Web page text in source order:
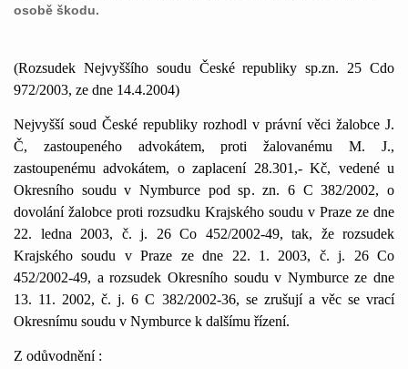
osobě škodu.
(Rozsudek Nejvyššího soudu České republiky sp.zn. 25 Cdo
972/2003, ze dne 14.4.2004)
Nejvyšší soud České republiky rozhodl v právní věci žalobce J.
Č, zastoupeného advokátem, proti žalovanému M. J.,
zastoupenému advokátem, o zaplacení 28.301,- Kč, vedené u
Okresního soudu v Nymburce pod sp. zn. 6 C 382/2002, o
dovolání žalobce proti rozsudku Krajského soudu v Praze ze dne
22. ledna 2003, č. j. 26 Co 452/2002-49, tak, že rozsudek
Krajského soudu v Praze ze dne 22. 1. 2003, č. j. 26 Co
452/2002-49, a rozsudek Okresního soudu v Nymburce ze dne
13. 11. 2002, č. j. 6 C 382/2002-36, se zrušují a věc se vrací
Okresnímu soudu v Nymburce k dalšímu řízení.
Z odůvodnění :